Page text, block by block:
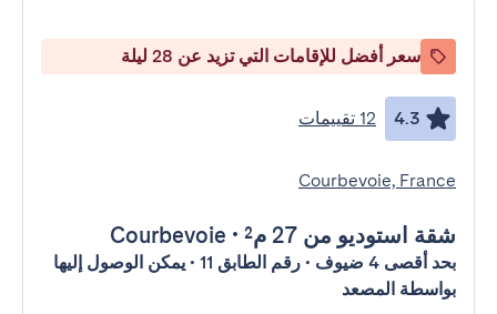
سعر أفضل للإقامات التي تزيد عن 28 ليلة
4.3 12 تقييمات
Courbevoie, France
شقة استوديو من 27 م² •
Courbevoie
بحد أقصى 4 ضيوف • رقم الطابق 11 • يمكن الوصول إليها
بواسطة المصعد